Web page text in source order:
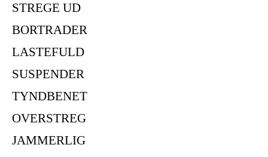
STREGE UD
BORTRADER
LASTEFULD
SUSPENDER
TYNDBENET
OVERSTREG
JAMMERLIG